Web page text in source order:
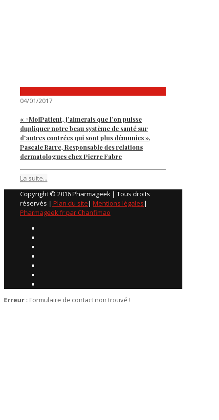
04/01/2017
« #MoiPatient, j’aimerais que l’on puisse
dupliquer notre beau système de santé sur
d’autres contrées qui sont plus démunies »,
Pascale Barre, Responsable des relations
dermatologues chez Pierre Fabre
La suite...
Copyright © 2016 Pharmageek | Tous droits
réservés | Plan du site| Mentions légales|
Pharmageek.fr par Chanfimao
Erreur : Formulaire de contact non trouvé !